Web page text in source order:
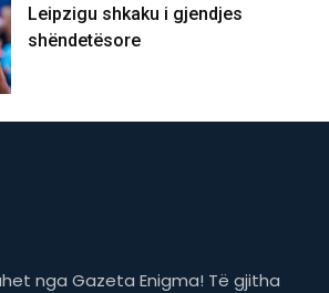
Leipzigu shkaku i gjendjes
shëndetësore
nga Gazeta Enigma! Të gjitha